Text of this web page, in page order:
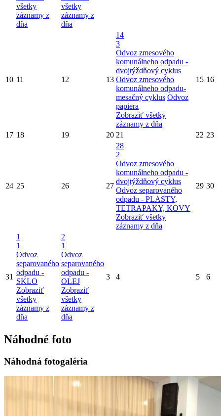
všetky
záznamy z
dňa
všetky
záznamy z
dňa
10 11 12 13
14
3
Odvoz zmesového
komunálneho odpadu -
dvojtýždňový cyklus
Odvoz zmesového
komunálneho odpadu-
mesačný cyklus Odvoz
papiera
Zobraziť všetky
záznamy z dňa
15 16
17 18 19 20 21 22 23
24 25 26 27
28
2
Odvoz zmesového
komunálneho odpadu -
dvojtýždňový cyklus
Odvoz separovaného
odpadu - PLASTY,
TETRAPAKY, KOVY
Zobraziť všetky
záznamy z dňa
29 30
31
1
1
Odvoz
separovaného
odpadu -
SKLO
Zobraziť
všetky
záznamy z
dňa
2
1
Odvoz
separovaného
odpadu -
OLEJ
Zobraziť
všetky
záznamy z
dňa
3 4 5 6
Náhodné foto
Náhodná fotogaléria